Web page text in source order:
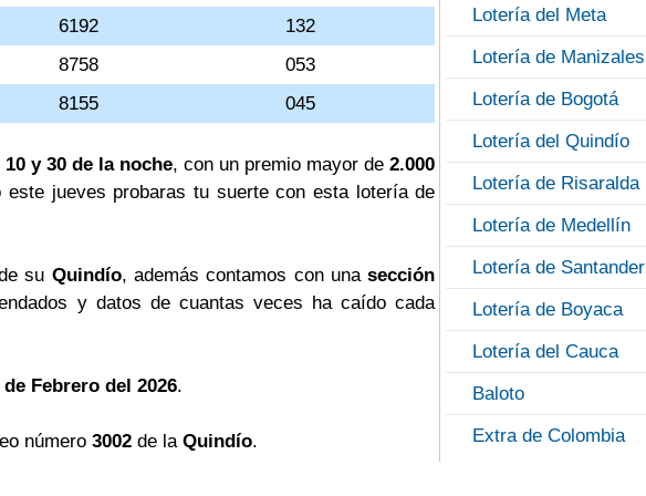
6192
132
8758
053
8155
045
y 30 de la noche, con un premio mayor de2.000
jueves probaras tu suerte con esta lotería de
su Quindío, además contamos con unasección
y datos de cuantas veces ha caído cada
Febrero del 2026.
número 3002 de la Quindío.
Lotería del Meta
Lotería de Manizales
Lotería de Bogotá
Lotería del Quindío
Lotería de Risaralda
Lotería de Medellín
Lotería de Santander
Lotería de Boyaca
Lotería del Cauca
Baloto
Extra de Colombia